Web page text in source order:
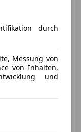
durch
Messung von
von Inhalten,
und